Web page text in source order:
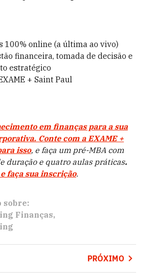
100% online (a última ao vivo)
financeira, tomada de decisão e
estratégico
+ Saint Paul
em finanças para a sua
Conte com a EXAME +
isso, e faça um pré-MBA com
duração e quatro aulas práticas.
faça sua inscrição.
sobre:
Finanças
PRÓXIMO